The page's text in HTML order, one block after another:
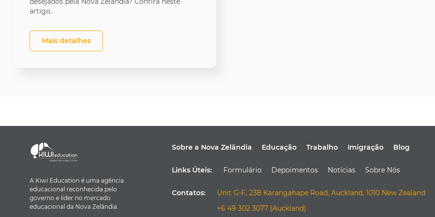
artigo.
Mais detalhes
A Kiwi Education é uma agência
educacional reconhecida pelo
governo e líder no mercado
educacional da Nova Zelândia.
Sobre a Nova Zelândia Educação Trabalho Imigração Blog
Links Úteis: Formulário Depoimentos Notícias Sobre Nós
Contatos:
Unit G-F, 238 Karangahape Road, Auckland, 1010 New Zealand
+6 49 302 3077 (Auckland)